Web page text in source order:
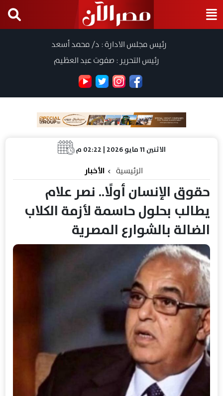
رئيس مجلس الادارة : د/ محمد أسعد
رئيس التحرير : صفوت عبد العظيم
الاثنين 11 مايو 2026 | 02:22 م
الرئيسية الأخبار
حقوق الإنسان أولًا.. نصر علام
يطالب بحلول حاسمة لأزمة الكلاب
الضالة بالشوارع المصرية